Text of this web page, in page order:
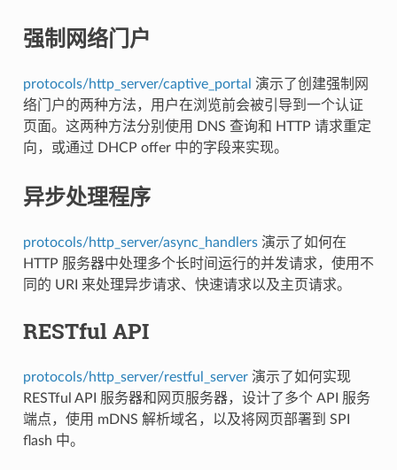
强制网络门户
protocols/http_server/captive_portal 演示了创建强制网
络门户的两种方法，用户在浏览前会被引导到一个认证
页面。这两种方法分别使用 DNS 查询和 HTTP 请求重定
向，或通过 DHCP offer 中的字段来实现。
异步处理程序
protocols/http_server/async_handlers演示了如何在
HTTP 服务器中处理多个长时间运行的并发请求，使用不
同的 URI 来处理异步请求、快速请求以及主页请求。
RESTful API
protocols/http_server/restful_server演示了如何实现
RESTful API 服务器和网页服务器，设计了多个 API 服务
端点，使用 mDNS 解析域名，以及将网页部署到 SPI
flash 中。